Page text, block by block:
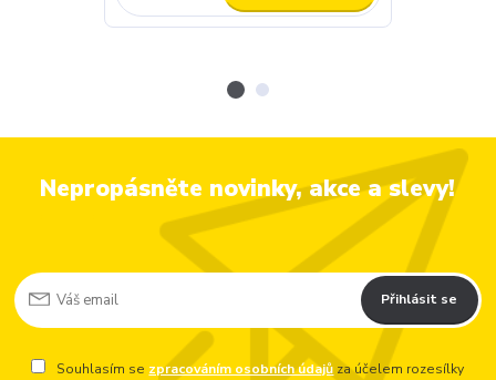
Nepropásněte novinky, akce a slevy!
Přihlásit se
Souhlasím se zpracováním osobních údajů za účelem rozesílky